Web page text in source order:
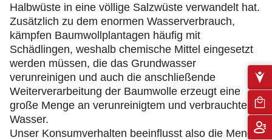
Halbwüste in eine völlige Salzwüste verwandelt hat.
Zusätzlich zu dem enormen Wasserverbrauch,
kämpfen Baumwollplantagen häufig mit
Schädlingen, weshalb chemische Mittel eingesetzt
werden müssen, die das Grundwasser
verunreinigen und auch die anschließende
Weiterverarbeitung der Baumwolle erzeugt eine
große Menge an verunreinigtem und verbrauchtem
Wasser.
Unser Konsumverhalten beeinflusst also die Menge